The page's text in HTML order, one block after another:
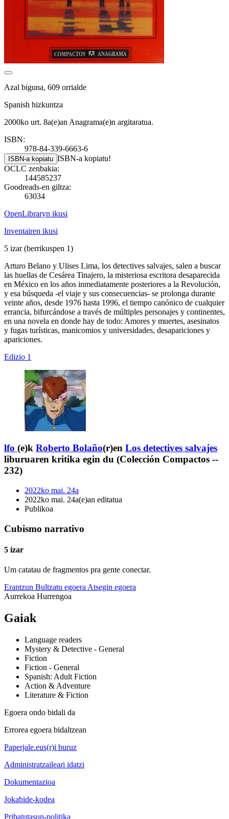
Azal biguna, 609 orrialde
Spanish hizkuntza
2000ko urt. 8a(e)an Anagrama(e)n argitaratua.
ISBN:
978-84-339-6663-6
ISBN-a kopiatu ISBN-a kopiatu!
OCLC zenbakia:
144585237
Goodreads-en giltza:
63034
OpenLibraryn ikusi
Inventairen ikusi
5 izar(berrikuspen 1)
Arturo Belano y Ulises Lima, los detectives salvajes, salen a buscar
las huellas de Cesárea Tinajero, la misteriosa escritora desaparecida
en México en los años inmediatamente posteriores a la Revolución,
y esa búsqueda -el viaje y sus consecuencias- se prolonga durante
veinte años, desde 1976 hasta 1996, el tiempo canónico de cualquier
errancia, bifurcándose a través de múltiples personajes y continentes,
en una novela en donde hay de todo: Amores y muertes, asesinatos
y fugas turísticas, manicomios y universidades, desapariciones y
apariciones.
Edizio 1
lfo (e)k Roberto Bolaño(r)en Los detectives salvajes
liburuaren kritika egin du (Colección Compactos --
232)
2022ko mai. 24a
2022ko mai. 24a(e)an editatua
Publikoa
Cubismo narrativo
5 izar
Um catatau de fragmentos pra gente conectar.
Erantzun Bultzatu egoera Atsegin egoera
Aurrekoa Hurrengoa
Gaiak
Language readers
Mystery & Detective - General
Fiction
Fiction - General
Spanish: Adult Fiction
Action & Adventure
Literature & Fiction
Egoera ondo bidali da
Errorea egoera bidaltzean
Paperjale.eus(r)i buruz
Administratzaileari idatzi
Dokumentazioa
Jokabide-kodea
Pribatutasun-politika